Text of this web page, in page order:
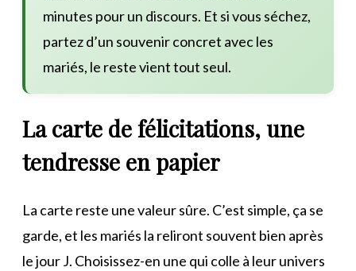
minutes pour un discours. Et si vous séchez,
partez d’un souvenir concret avec les
mariés, le reste vient tout seul.
La carte de félicitations, une
tendresse en papier
La carte reste une valeur sûre. C’est simple, ça se
garde, et les mariés la reliront souvent bien après
le jour J. Choisissez-en une qui colle à leur univers